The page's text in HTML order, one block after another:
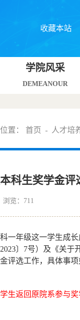
收藏本站
学院风采
DEMEANOUR
置： 首页 - 人才培
科生奖学金评
览： 711
一年级这一学生成
2023〕 7号）及《关于
评选工作，具体事项
生返回原院系参与奖